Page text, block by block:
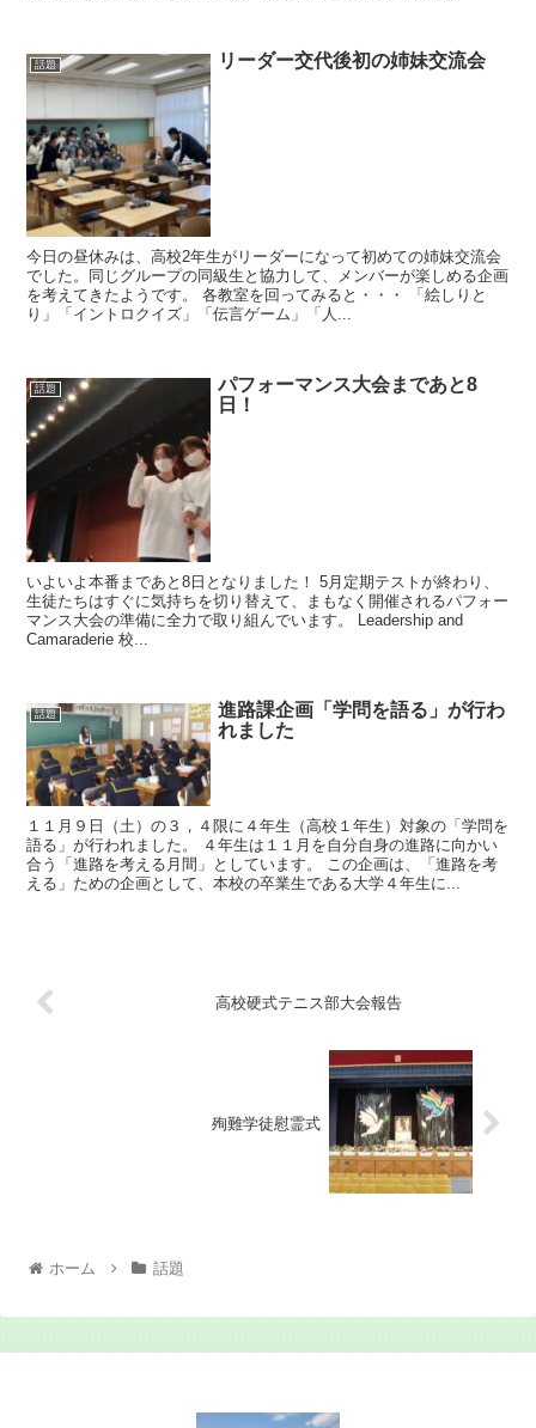
話題 リーダー交代後初の姉妹交流会
今日の昼休みは、高校2年生がリーダーになって初めての姉妹交流会
でした。同じグループの同級生と協力して、メンバーが楽しめる企画
を考えてきたようです。 各教室を回ってみると・・・ 「絵しりと
り」「イントロクイズ」「伝言ゲーム」「人...
話題
パフォーマンス大会まであと8
日！
いよいよ本番まであと8日となりました！ 5月定期テストが終わり、
生徒たちはすぐに気持ちを切り替えて、まもなく開催されるパフォー
マンス大会の準備に全力で取り組んでいます。 Leadership and
Camaraderie 校...
話題
進路課企画「学問を語る」が行わ
れました
１１月９日（土）の３，４限に４年生（高校１年生）対象の「学問を
語る」が行われました。 ４年生は１１月を自分自身の進路に向かい
合う「進路を考える月間」としています。 この企画は、「進路を考
える」ための企画として、本校の卒業生である大学４年生に...
高校硬式テニス部大会報告
殉難学徒慰霊式
ホーム 話題